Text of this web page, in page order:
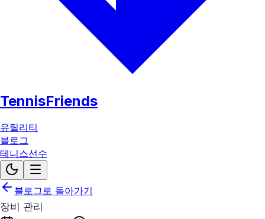
TennisFriends
유틸리티
블로그
테니스선수
블로그로 돌아가기
장비 관리